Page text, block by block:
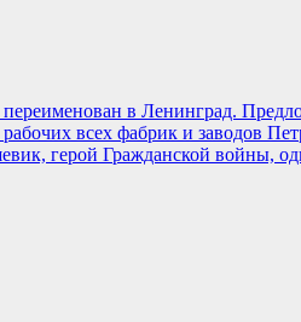
в Ленинград.
всех фабрик и заводов
герой Гражданской войны,